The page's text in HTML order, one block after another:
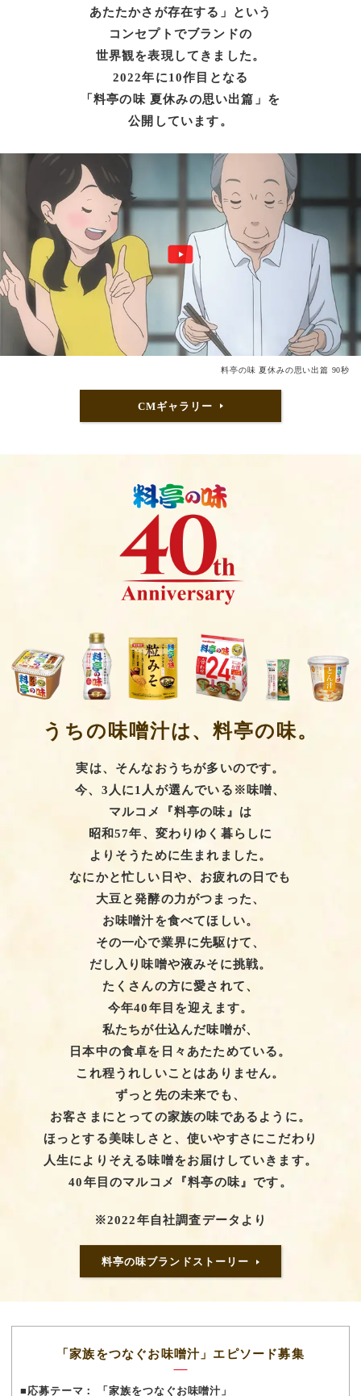
あたたかさが存在する」という
コンセプトでブランドの
世界観を表現してきました。
2022年に10作目となる
「料亭の味 夏休みの思い出篇」を
公開しています。
料亭の味 夏休みの思い出篇 90秒
CMギャラリー
うちの味噌汁は、料亭の味。
実は、そんなおうちが多いのです。
今、3人に1人が選んでいる※味噌、
マルコメ『料亭の味』は
昭和57年、変わりゆく暮らしに
よりそうために生まれました。
なにかと忙しい日や、お疲れの日でも
大豆と発酵の力がつまった、
お味噌汁を食べてほしい。
その一心で業界に先駆けて、
だし入り味噌や液みそに挑戦。
たくさんの方に愛されて、
今年40年目を迎えます。
私たちが仕込んだ味噌が、
日本中の食卓を日々あたためている。
これ程うれしいことはありません。
ずっと先の未来でも、
お客さまにとっての家族の味であるように。
ほっとする美味しさと、使いやすさにこだわり
人生によりそえる味噌をお届けしていきます。
40年目のマルコメ『料亭の味』です。
※2022年自社調査データより
料亭の味ブランドストーリー
「家族をつなぐお味噌汁」エピソード募集
■応募テーマ： 「家族をつなぐお味噌汁」